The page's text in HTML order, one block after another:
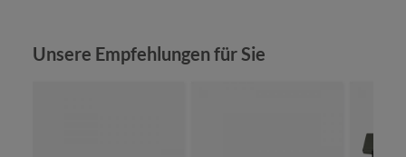
Produktgalerie überspringen
Unsere Empfehlungen für Sie